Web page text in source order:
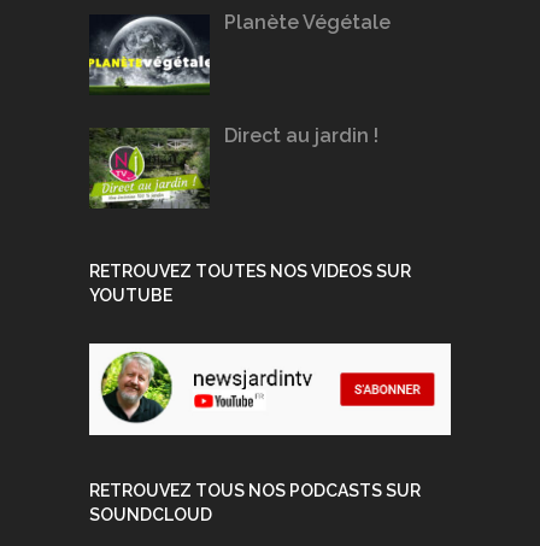
Planète Végétale
Direct au jardin !
RETROUVEZ TOUTES NOS VIDEOS SUR
YOUTUBE
RETROUVEZ TOUS NOS PODCASTS SUR
SOUNDCLOUD